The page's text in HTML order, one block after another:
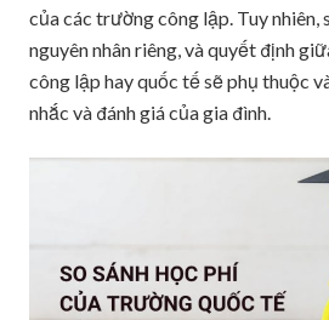
của các trường công lập. Tuy nhiên,
nguyên nhân riêng, và quyết định
công lập hay quốc tế sẽ phụ thuộc
nhắc và đánh giá của gia đình.